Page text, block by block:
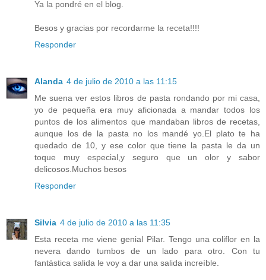
Ya la pondré en el blog.
Besos y gracias por recordarme la receta!!!!
Responder
Alanda 4 de julio de 2010 a las 11:15
Me suena ver estos libros de pasta rondando por mi casa,
yo de pequeña era muy aficionada a mandar todos los
puntos de los alimentos que mandaban libros de recetas,
aunque los de la pasta no los mandé yo.El plato te ha
quedado de 10, y ese color que tiene la pasta le da un
toque muy especial,y seguro que un olor y sabor
delicosos.Muchos besos
Responder
Silvia 4 de julio de 2010 a las 11:35
Esta receta me viene genial Pilar. Tengo una coliflor en la
nevera dando tumbos de un lado para otro. Con tu
fantástica salida le voy a dar una salida increíble.